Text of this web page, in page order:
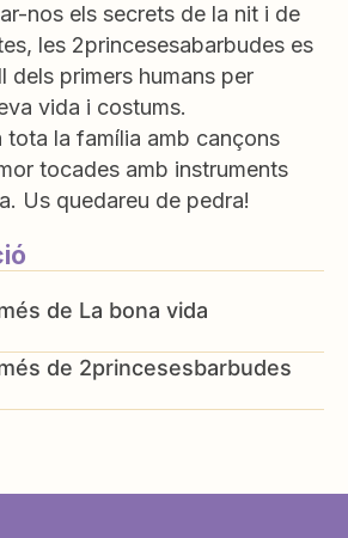
nos els secrets de la nit i de
les 2princesesabarbudes es
dels primers humans per
vida i costums.
tota la família amb cançons
tocades amb instruments
Us quedareu de pedra!
La bona vida
2princesesbarbudes